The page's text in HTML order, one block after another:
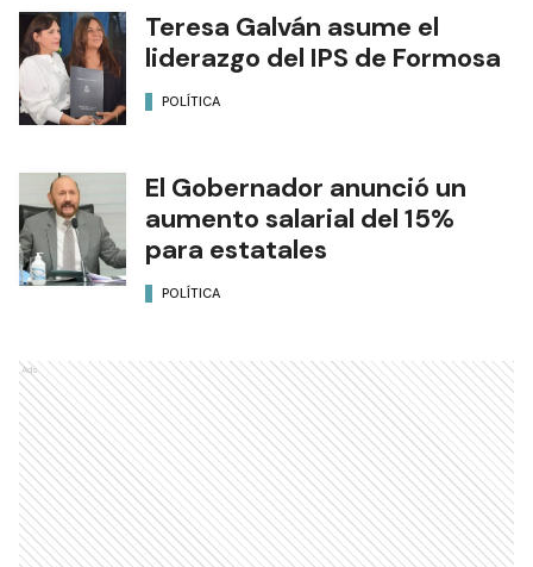
Teresa Galván asume el
liderazgo del IPS de Formosa
POLÍTICA
El Gobernador anunció un
aumento salarial del 15%
para estatales
POLÍTICA
Ads